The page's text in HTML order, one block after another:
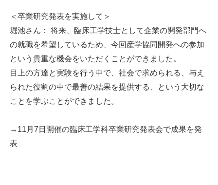
＜卒業研究発表を実施して＞
堀池さん： 将来、臨床工学技士として企業の開発部門へ
の就職を希望しているため、今回産学協同開発への参加
という貴重な機会をいただくことができました。
目上の方達と実験を行う中で、社会で求められる、与え
られた役割の中で最善の結果を提供する、という大切な
ことを学ぶことができました。
→11月7日開催の臨床工学科卒業研究発表会で成果を発
表